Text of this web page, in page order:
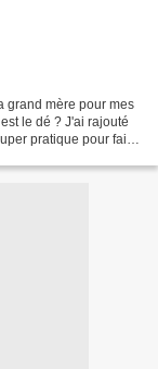
grand mère pour mes
le dé ? J'ai rajouté
pratique pour faire